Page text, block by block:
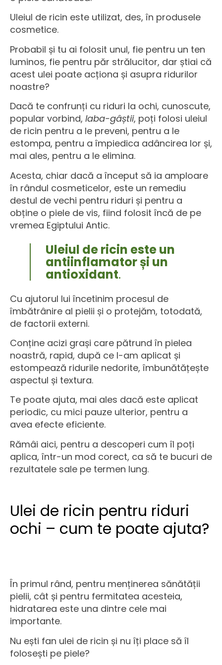
Uleiul de ricin este utilizat, des, în produsele
cosmetice.
Probabil și tu ai folosit unul, fie pentru un ten
luminos, fie pentru păr strălucitor, dar știai că
acest ulei poate acționa și asupra ridurilor
noastre?
Dacă te confrunți cu riduri la ochi, cunoscute,
popular vorbind, laba-gâștii, poți folosi uleiul
de ricin pentru a le preveni, pentru a le
estompa, pentru a împiedica adâncirea lor și,
mai ales, pentru a le elimina.
Acesta, chiar dacă a început să ia amploare
în rândul cosmeticelor, este un remediu
destul de vechi pentru riduri și pentru a
obține o piele de vis, fiind folosit încă de pe
vremea Egiptului Antic.
Uleiul de ricin este un
antiinflamator și un
antioxidant.
Cu ajutorul lui încetinim procesul de
îmbătrânire al pielii și o protejăm, totodată,
de factorii externi.
Conține acizi grași care pătrund în pielea
noastră, rapid, după ce l-am aplicat și
estompează ridurile nedorite, îmbunătățește
aspectul și textura.
Te poate ajuta, mai ales dacă este aplicat
periodic, cu mici pauze ulterior, pentru a
avea efecte eficiente.
Rămâi aici, pentru a descoperi cum îl poți
aplica, într-un mod corect, ca să te bucuri de
rezultatele sale pe termen lung.
Ulei de ricin pentru riduri
ochi – cum te poate ajuta?
În primul rând, pentru menținerea sănătății
pielii, cât și pentru fermitatea acesteia,
hidratarea este una dintre cele mai
importante.
Nu ești fan ulei de ricin și nu îți place să îl
folosești pe piele?